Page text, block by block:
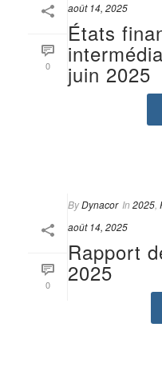
0
août 14, 2025
États
juin 2025
0
ByDynacor In 2025
août 14, 2025
Rapport
2025